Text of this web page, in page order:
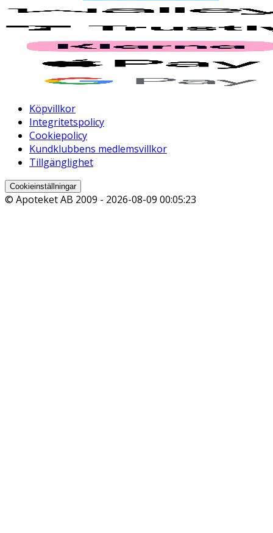
Köpvillkor
Integritetspolicy
Cookiepolicy
Kundklubbens medlemsvillkor
Tillgänglighet
Cookieinställningar
© Apoteket AB 2009 - 2026-08-09 00:05:23